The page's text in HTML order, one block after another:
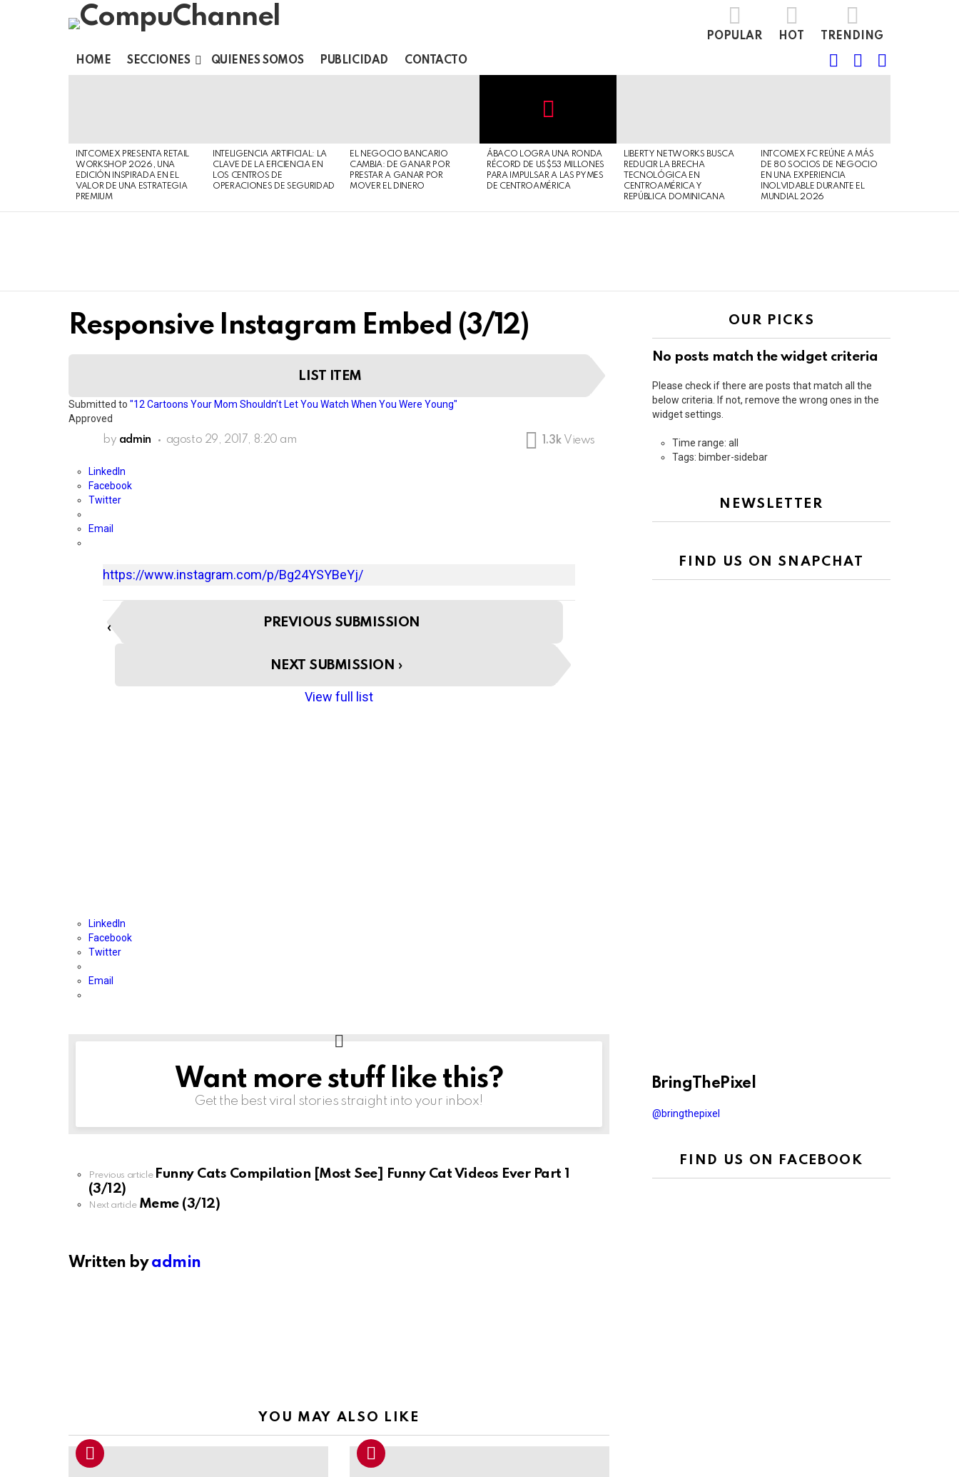
POPULAR HOT TRENDING
HOME SECCIONES QUIENES SOMOS PUBLICIDAD CONTACTO
FOLLOWSEARCH
INTCOMEX PRESENTA RETAIL
WORKSHOP 2026, UNA
EDICIÓN INSPIRADA EN EL
VALOR DE UNA ESTRATEGIA
PREMIUM
INTELIGENCIA ARTIFICIAL: LA
CLAVE DE LA EFICIENCIA EN
LOS CENTROS DE
OPERACIONES DE SEGURIDAD
EL NEGOCIO BANCARIO
CAMBIA: DE GANAR POR
PRESTAR A GANAR POR
MOVER EL DINERO
Safe
For
Work
view
this
post
ÁBACO LOGRA UNA RONDA
RÉCORD DE US$53 MILLONES
PARA IMPULSAR A LAS PYMES
DE CENTROAMÉRICA
LIBERTY NETWORKS BUSCA
REDUCIR LA BRECHA
TECNOLÓGICA EN
CENTROAMÉRICA Y
REPÚBLICA DOMINICANA
INTCOMEX FC REÚNE A MÁS
DE 80 SOCIOS DE NEGOCIO
EN UNA EXPERIENCIA
INOLVIDABLE DURANTE EL
MUNDIAL 2026
Responsive Instagram Embed (3/12)
LIST ITEM
Submitted to "12 Cartoons Your Mom Shouldn’t Let You Watch When You Were Young"
Approved
by admin agosto 29, 2017, 8:20 am 1.3k Views
LinkedIn
Facebook
Twitter
Email
https://www.instagram.com/p/Bg24YSYBeYj/
t
PREVIOUS SUBMISSION
NEXT SUBMISSION
View full list
LinkedIn
Facebook
Twitter
Email
NEWSLETTERWant more stuff like this?
Get the best viral stories straight into your inbox!
See
more
Previous article Funny Cats Compilation [Most See] Funny Cat Videos Ever Part 1
(3/12)
Next article Meme (3/12)
Written byadmin
YOU MAY ALSO LIKE
OUR PICKS
No posts match the widget criteria
Please check if there are posts that match all the
below criteria. If not, remove the wrong ones in the
widget settings.
Time range: all
Tags: bimber-sidebar
NEWSLETTER
FIND US ON SNAPCHAT
BringThePixel
@bringthepixel
FIND US ON FACEBOOK